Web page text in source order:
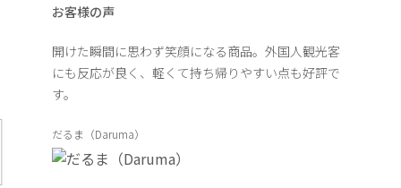
お客様の声
開けた瞬間に思わず笑顔になる商品。外国人観光客
にも反応が良く、軽くて持ち帰りやすい点も好評で
す。
だるま（Daruma）